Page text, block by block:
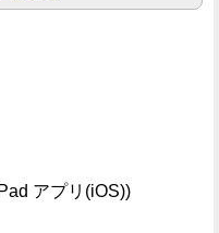
アプリ(iOS))